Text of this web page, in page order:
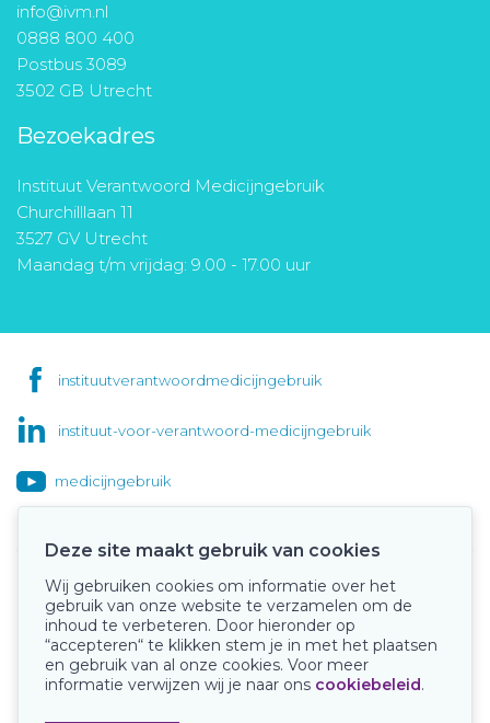
info@ivm.nl
0888 800 400
Postbus 3089
3502 GB Utrecht
Bezoekadres
Instituut Verantwoord Medicijngebruik
Churchilllaan 11
3527 GV Utrecht
Maandag t/m vrijdag: 9.00 - 17.00 uur
instituutverantwoordmedicijngebruik
instituut-voor-verantwoord-medicijngebruik
medicijngebruik
Onze keurmerken
Deze site maakt gebruik van cookies
Wij gebruiken cookies om informatie over het
gebruik van onze website te verzamelen om de
inhoud te verbeteren. Door hieronder op
“accepteren“ te klikken stem je in met het plaatsen
en gebruik van al onze cookies. Voor meer
informatie verwijzen wij je naar ons cookiebeleid.